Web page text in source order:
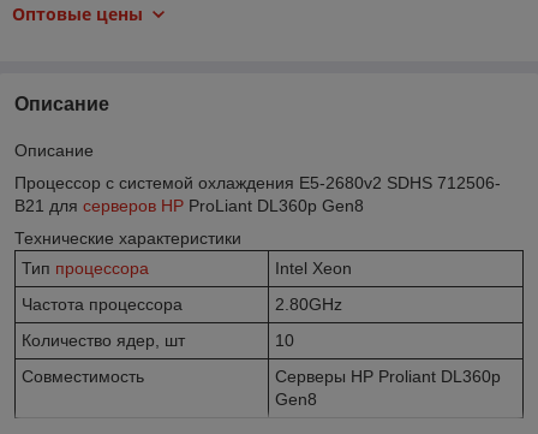
Оптовые цены
Описание
Описание
Процессор с системой охлаждения E5-2680v2 SDHS 712506-
B21 для серверов HP ProLiant DL360p Gen8
Технические характеристики
Тип процессора
Intel Xeon
Частота процессора
2.80GHz
Количество ядер, шт
10
Совместимость
Серверы HP Proliant DL360p
Gen8